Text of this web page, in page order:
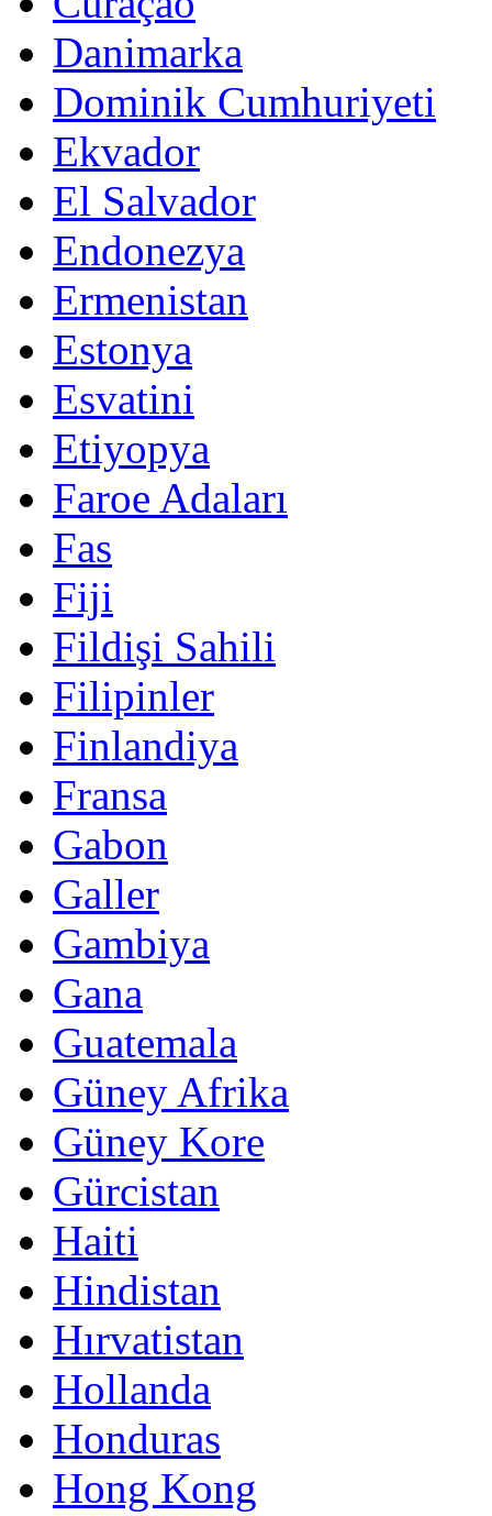
Danimarka
Dominik Cumhuriyeti
Ekvador
El Salvador
Endonezya
Ermenistan
Estonya
Esvatini
Etiyopya
Faroe Adaları
Fas
Fiji
Fildişi Sahili
Filipinler
Finlandiya
Fransa
Gabon
Galler
Gambiya
Gana
Guatemala
Güney Afrika
Güney Kore
Gürcistan
Haiti
Hindistan
Hırvatistan
Hollanda
Honduras
Hong Kong